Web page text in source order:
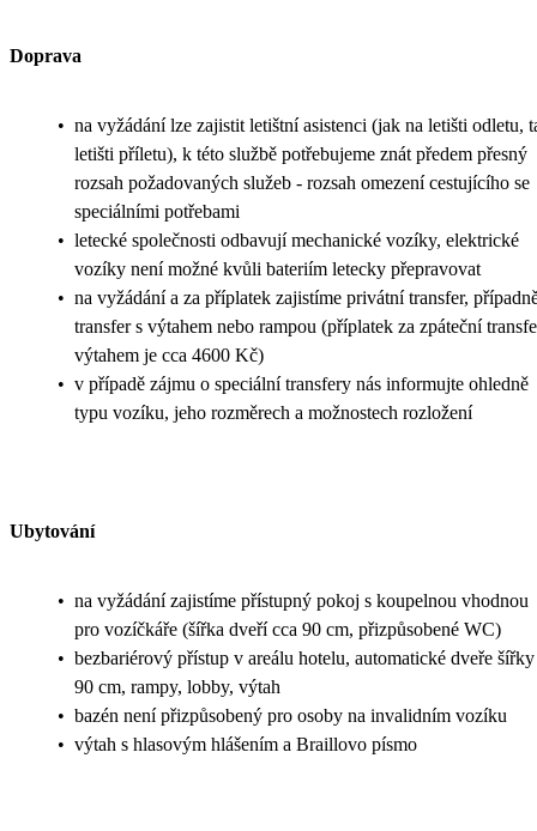
Doprava
• na vyžádání lze zajistit letištní asistenci (jak na letišti odletu,
letišti příletu), k této službě potřebujeme znát předem přesný
rozsah požadovaných služeb - rozsah omezení cestujícího se
speciálními potřebami
• letecké společnosti odbavují mechanické vozíky, elektrické
vozíky není možné kvůli bateriím letecky přepravovat
• na vyžádání a za příplatek zajistíme privátní transfer,
transfer s výtahem nebo rampou (příplatek za zpáteční
výtahem je cca 4600 Kč)
• v případě zájmu o speciální transfery nás informujte ohledně
typu vozíku, jeho rozměrech a možnostech rozložení
Ubytování
• na vyžádání zajistíme přístupný pokoj s koupelnou vhodnou
pro vozíčkáře (šířka dveří cca 90 cm, přizpůsobené WC)
• bezbariérový přístup v areálu hotelu, automatické dveře
90 cm, rampy, lobby, výtah
• bazén není přizpůsobený pro osoby na invalidním vozíku
• výtah s hlasovým hlášením a Braillovo písmo